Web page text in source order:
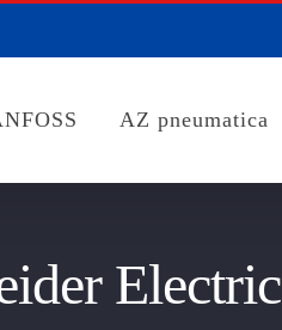
AZ pneumatica
Electric